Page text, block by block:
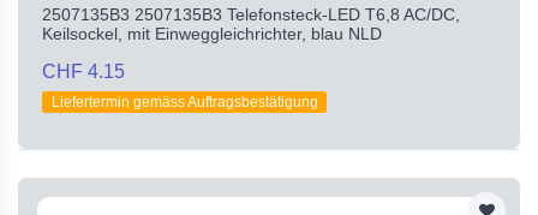
2507135B3 2507135B3 Telefonsteck-LED T6,8 AC/DC,
Keilsockel, mit Einweggleichrichter, blau NLD
CHF 4.15
Liefertermin gemäss Auftragsbestätigung